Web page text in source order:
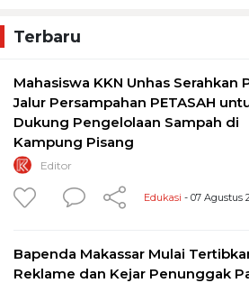
Terbaru
Mahasiswa KKN Unhas Serahkan
Jalur Persampahan PETASAH
Dukung Pengelolaan Sampah di
Kampung Pisang
Editor
Edukasi - 07 Agustus
Bapenda Makassar Mulai
Reklame dan Kejar Penunggak